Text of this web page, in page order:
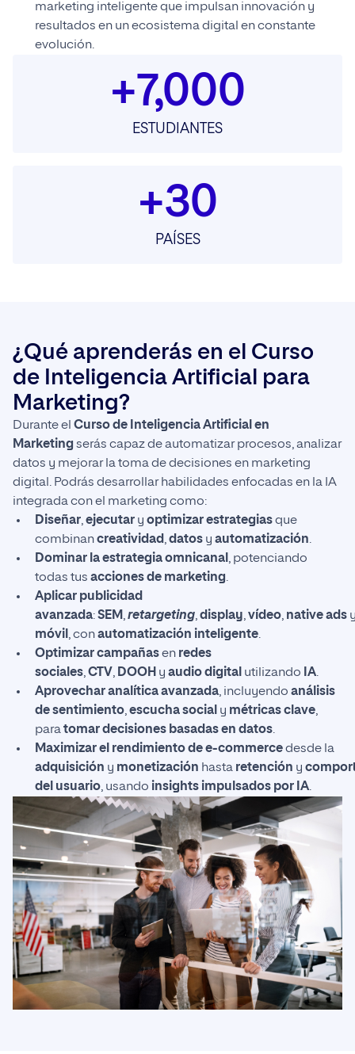
marketing inteligente que impulsan innovación y
resultados en un ecosistema digital en constante
evolución.
+7,000
ESTUDIANTES
+30
PAÍSES
¿Qué aprenderás en el Curso
de Inteligencia Artificial para
Marketing?
Durante el Curso de Inteligencia Artificial en
Marketing serás capaz de automatizar procesos, analizar
datos y mejorar la toma de decisiones en marketing
digital. Podrás desarrollar habilidades enfocadas en la IA
integrada con el marketing como:
Diseñar,ejecutar y optimizar estrategiasque
combinancreatividad ,datos y automatización.
Dominar la estrategia omnicanal , potenciando
todas tus acciones de marketing.
Aplicar publicidad
avanzada:SEM ,retargeting,display,vídeo, native ads
móvil , conautomatización inteligente.
Optimizar campañasen redes
sociales,CTV, DOOH y audio digital utilizando IA.
Aprovechar analítica avanzada, incluyendo análisis
de sentimiento,escucha social y métricas clave,
paratomar decisiones basadas en datos.
Maximizar el rendimiento de e-commercedesde la
adquisición y monetización hasta retención y
del usuario, usando insights impulsados por IA.